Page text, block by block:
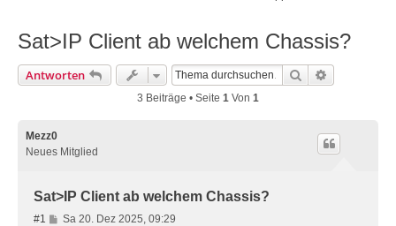
Sat>IP Client ab welchem Chassis?
Antworten Suche
3 Beiträge • Seite 1 Von 1
Mezz0
Neues Mitglied
Sat>IP Client ab welchem Chassis?
#1
B
Sa 20. Dez 2025, 09:29